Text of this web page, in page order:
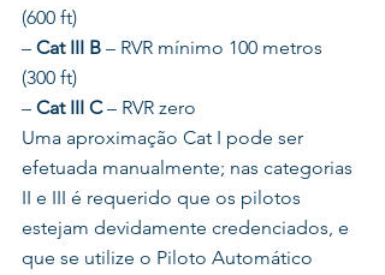
(600 ft)
– Cat III B – RVR mínimo 100 metros
(300 ft)
– Cat III C – RVR zero
Uma aproximação Cat I pode ser
efetuada manualmente; nas categorias
II e III é requerido que os pilotos
estejam devidamente credenciados, e
que se utilize o Piloto Automático